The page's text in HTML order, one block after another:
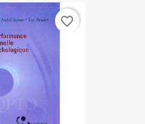
favorite_border